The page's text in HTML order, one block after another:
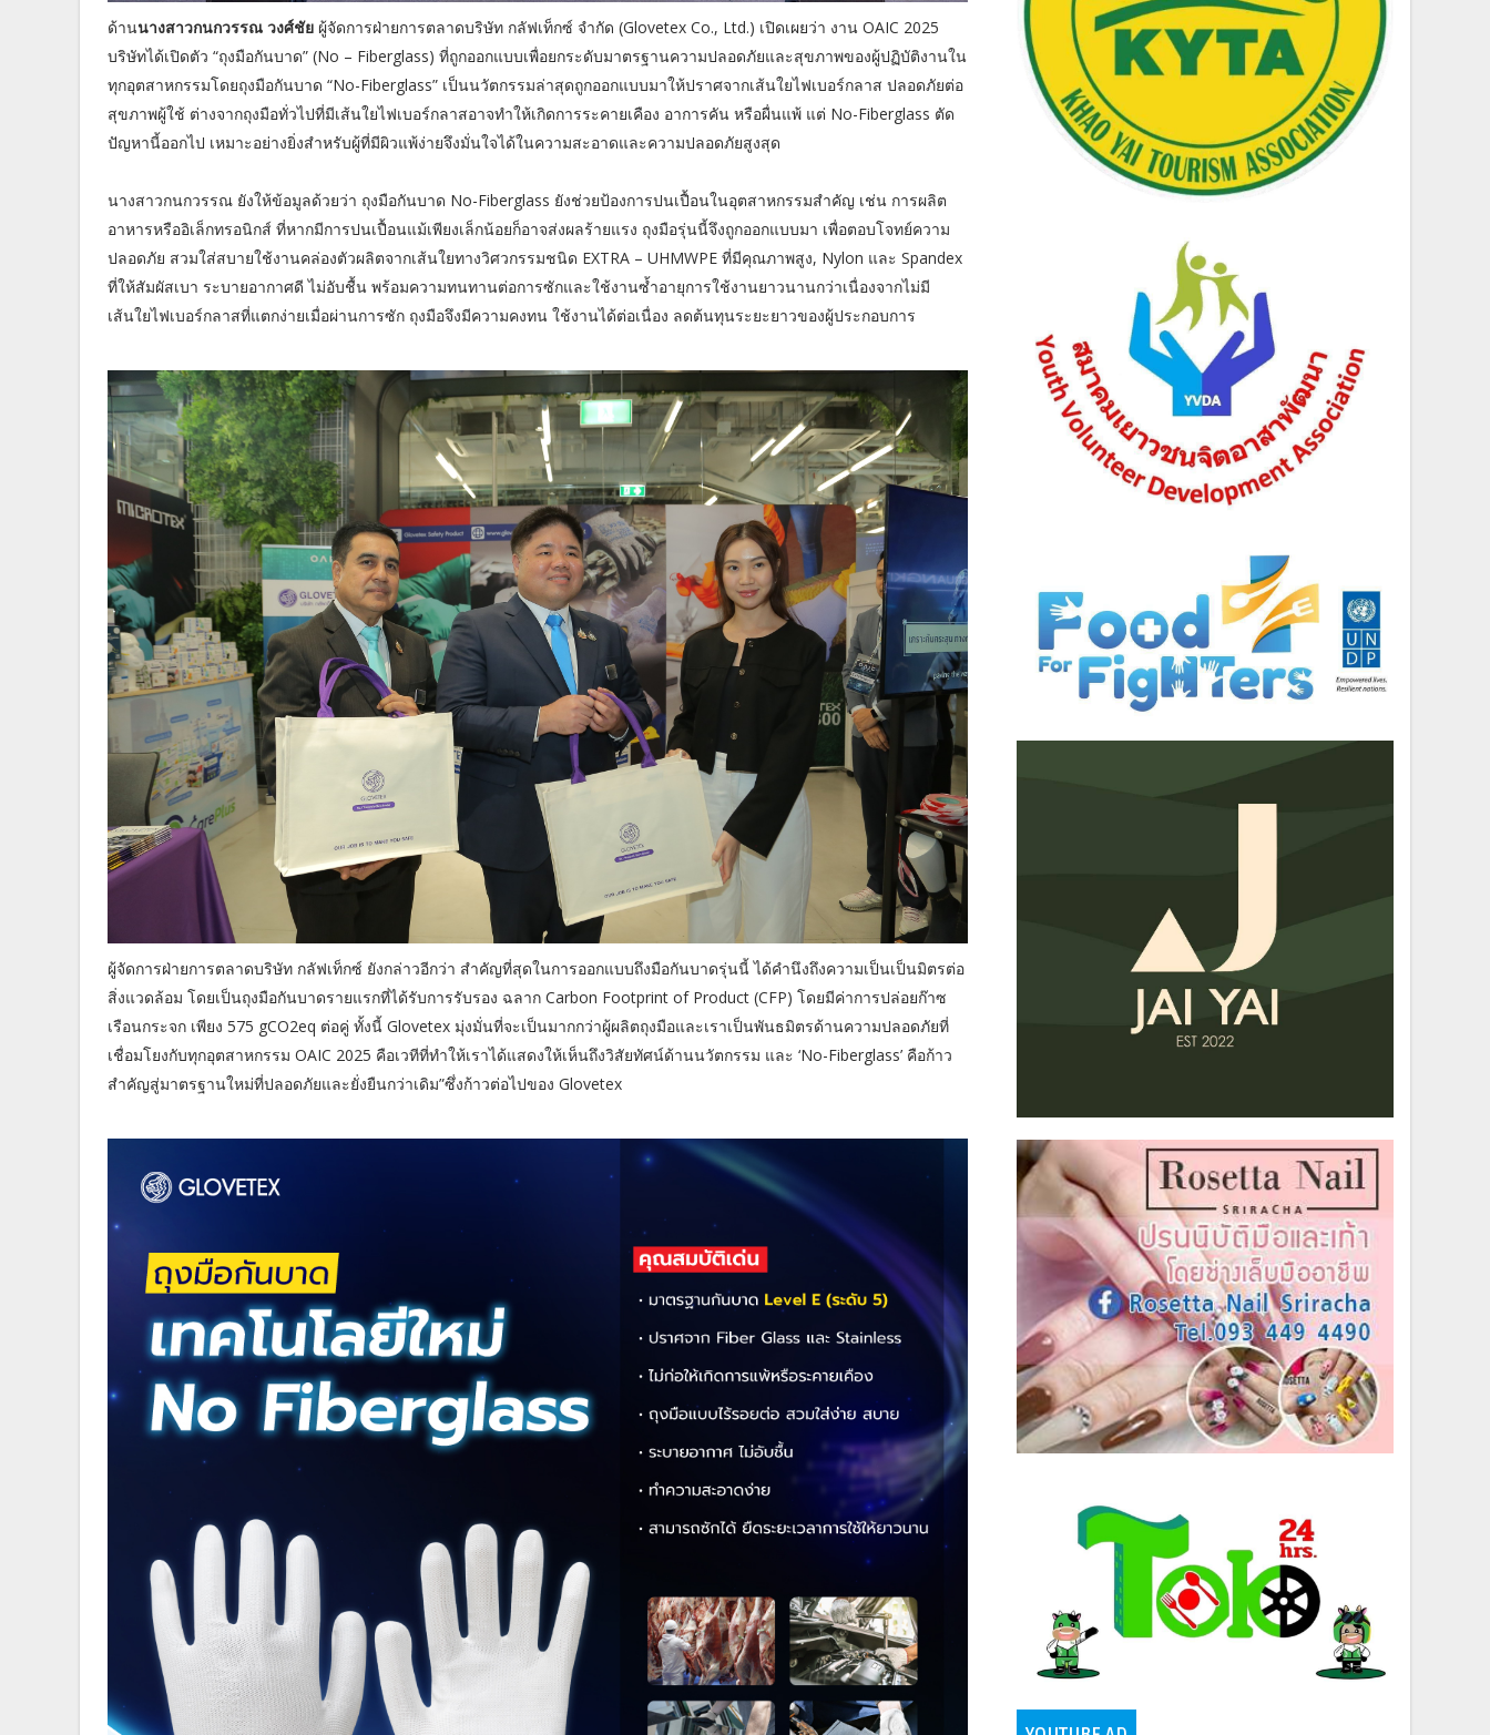
ด้านนางสาวกนกวรรณ วงศ์ชัย ผู้จัดการฝ่ายการตลาดบริษัท กลัฟเท็กซ์ จำกัด (Glovetex Co., Ltd.) เปิดเผยว่า งาน OAIC 2025
บริษัทได้เปิดตัว “ถุงมือกันบาด” (No – Fiberglass) ที่ถูกออกแบบเพื่อยกระดับมาตรฐานความปลอดภัยและสุขภาพของผู้ปฏิบัติงานใน
ทุกอุตสาหกรรมโดยถุงมือกันบาด “No-Fiberglass” เป็นนวัตกรรมล่าสุดถูกออกแบบมาให้ปราศจากเส้นใยไฟเบอร์กลาส ปลอดภัยต่อ
สุขภาพผู้ใช้ ต่างจากถุงมือทั่วไปที่มีเส้นใยไฟเบอร์กลาสอาจทำให้เกิดการระคายเคือง อาการคัน หรือผื่นแพ้ แต่ No-Fiberglass ตัด
ปัญหานี้ออกไป เหมาะอย่างยิ่งสำหรับผู้ที่มีผิวแพ้ง่ายจึงมั่นใจได้ในความสะอาดและความปลอดภัยสูงสุด
นางสาวกนกวรรณ ยังให้ข้อมูลด้วยว่า ถุงมือกันบาด No-Fiberglass ยังช่วยป้องการปนเปื้อนในอุตสาหกรรมสำคัญ เช่น การผลิต
อาหารหรืออิเล็กทรอนิกส์ ที่หากมีการปนเปื้อนแม้เพียงเล็กน้อยก็อาจส่งผลร้ายแรง ถุงมือรุ่นนี้จึงถูกออกแบบมา เพื่อตอบโจทย์ความ
ปลอดภัย สวมใส่สบายใช้งานคล่องตัวผลิตจากเส้นใยทางวิศวกรรมชนิด EXTRA – UHMWPE ที่มีคุณภาพสูง, Nylon และ Spandex
ที่ให้สัมผัสเบา ระบายอากาศดี ไม่อับชื้น พร้อมความทนทานต่อการซักและใช้งานซ้ำอายุการใช้งานยาวนานกว่าเนื่องจากไม่มี
เส้นใยไฟเบอร์กลาสที่แตกง่ายเมื่อผ่านการซัก ถุงมือจึงมีความคงทน ใช้งานได้ต่อเนื่อง ลดต้นทุนระยะยาวของผู้ประกอบการ
ผู้จัดการฝ่ายการตลาดบริษัท กลัฟเท็กซ์ ยังกล่าวอีกว่า สำคัญที่สุดในการออกแบบถึงมือกันบาดรุ่นนี้ ได้คำนึงถึงความเป็นเป็นมิตรต่อ
สิ่งแวดล้อม โดยเป็นถุงมือกันบาดรายแรกที่ได้รับการรับรอง ฉลาก Carbon Footprint of Product (CFP) โดยมีค่าการปล่อยก๊าซ
เรือนกระจก เพียง 575 gCO2eq ต่อคู่ ทั้งนี้ Glovetex มุ่งมั่นที่จะเป็นมากกว่าผู้ผลิตถุงมือและเราเป็นพันธมิตรด้านความปลอดภัยที่
เชื่อมโยงกับทุกอุตสาหกรรม OAIC 2025 คือเวทีที่ทำให้เราได้แสดงให้เห็นถึงวิสัยทัศน์ด้านนวัตกรรม และ ‘No-Fiberglass’ คือก้าว
สำคัญสู่มาตรฐานใหม่ที่ปลอดภัยและยั่งยืนกว่าเดิม”ซึ่งก้าวต่อไปของ Glovetex